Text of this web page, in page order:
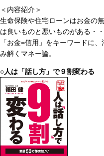
＜内容紹介＞
生命保険や住宅ローンはお金の
は良いものと悪いものがある・・
「お金=信用」をキーワードに
み解くマネー論。
○人は「話し方」で９割変わる